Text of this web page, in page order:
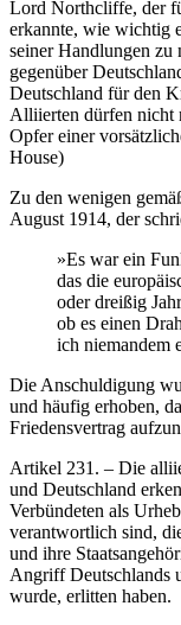
Lord Northcliffe, der
erkannte, wie wichtig
seiner Handlungen zu
gegenüber
Deutschland für den
Alliierten dürfen nicht
Opfer einer
House)
Zu den wenigen
August 1914, der
»Es war ein
das die
oder dreißig
ob es einen
ich niemandem
Die Anschuldigung
und häufig erhoben,
Friedensvertrag
Artikel 231. – Die
und Deutschland
Verbündeten als
verantwortlich sind,
und ihre
Angriff Deutschlands
wurde, erlitten haben.